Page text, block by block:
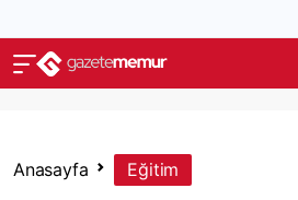
Anasayfa Eğitim